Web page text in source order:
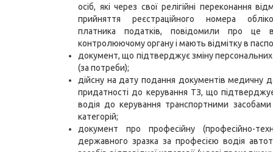
осіб, які через свої релігійні переконання
прийняття реєстраційного номера
платника податків, повідомили про це
контролюючому органу і мають відмітку в
документ, що підтверджує зміну
(за потреби);
дійсну на дату подання документів медичну
придатності до керування ТЗ, що
водія до керування транспортними засобами
категорій;
документ про професійну (професійно-
державного зразка за професією водія